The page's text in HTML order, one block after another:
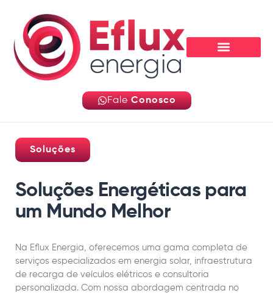
FaleConosco
Soluções
Soluções Energéticas para
um Mundo Melhor
Na Eflux Energia, oferecemos uma gama completa de
serviços especializados em energia solar, infraestrutura
de recarga de veículos elétricos e consultoria
personalizada. Com nossa abordagem centrada no